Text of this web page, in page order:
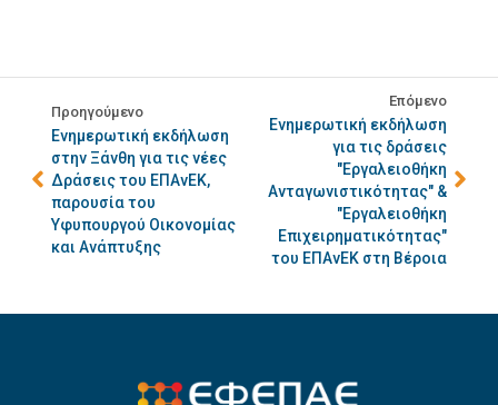
Προηγούμενο
Ενημερωτική εκδήλωση
στην Ξάνθη για τις νέες
Δράσεις του ΕΠΑνΕΚ,
παρουσία του
Υφυπουργού Οικονομίας
και Ανάπτυξης
Επόμενο
Ενημερωτική εκδήλωση
για τις δράσεις
"Εργαλειοθήκη
Ανταγωνιστικότητας" &
"Εργαλειοθήκη
Επιχειρηματικότητας"
του ΕΠΑνΕΚ στη Βέροια